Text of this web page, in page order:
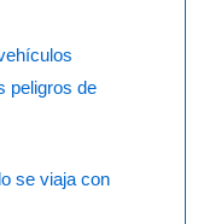
peligros de
se viaja con